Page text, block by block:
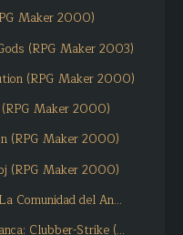
Maker 2000)
(RPG Maker 2003)
(RPG Maker 2000)
Maker 2000)
(RPG Maker 2000)
(RPG Maker 2000)
Comunidad del An...
Clubber-Strike (...